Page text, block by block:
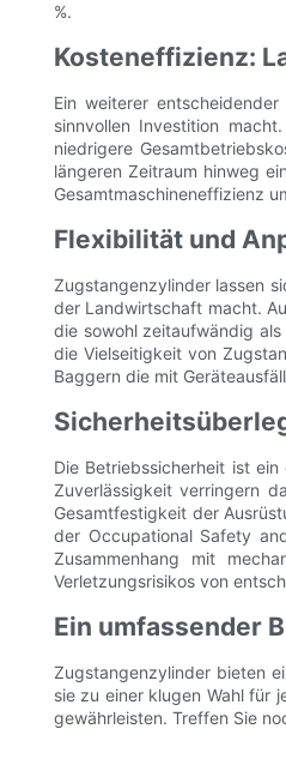
%.
Kosteneffizienz:
Ein weiterer
sinnvollen Investition
niedrigere
längeren Zeitraum hinweg
Gesamtmaschineneffizienz
Flexibilität und
Zugstangenzylinder lassen
der Landwirtschaft macht.
die sowohl zeitaufwändig
die Vielseitigkeit von
Baggern die mit
Die Betriebssicherheit ist
Zuverlässigkeit verringern
Gesamtfestigkeit der
der Occupational Safety
Zusammenhang mit
Verletzungsrisikos von
Ein umfassender
Zugstangenzylinder bieten
sie zu einer klugen Wahl für
gewährleisten. Treffen Sie